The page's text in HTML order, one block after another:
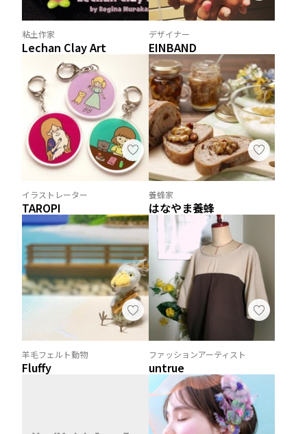
粘土作家
Lechan Clay Art
デザイナー
EINBAND
イラストレーター
TAROPI
養蜂家
はなやま養蜂
羊毛フェルト動物
Fluffy
ファッションアーティスト
untrue